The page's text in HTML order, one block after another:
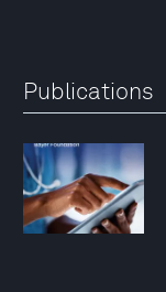
Publications